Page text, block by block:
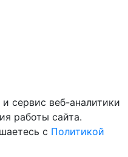
сервис веб-аналитики
работы сайта.
с Политикой